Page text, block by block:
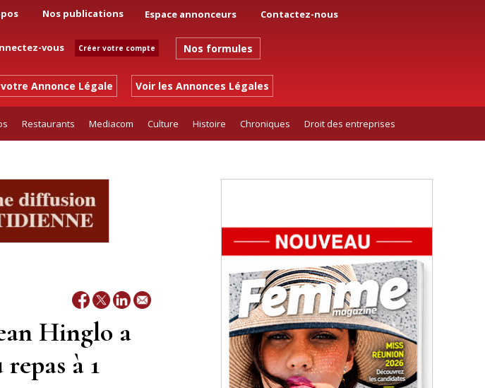
Nos publications Espace annonceurs Contactez-nous
vous Créer votre compte Nos formules
Annonce Légale Voir les Annonces Légales
Restaurants Mediacom Culture Histoire Chroniques Droit des entreprises
Hinglo a
à 1